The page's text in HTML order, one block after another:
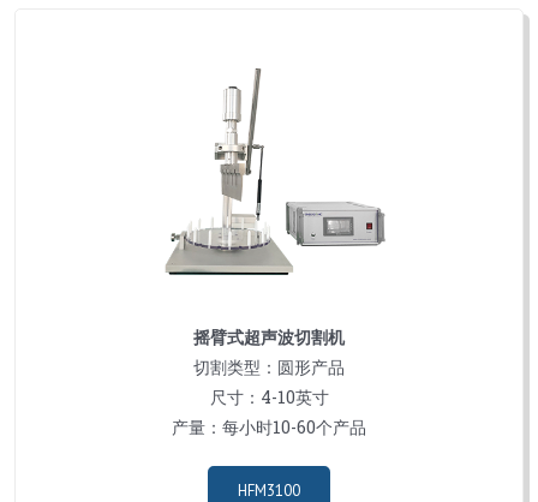
摇臂式超声波切割机
切割类型：圆形产品
尺寸：4-10英寸
产量：每小时10-60个产品
HFM3100